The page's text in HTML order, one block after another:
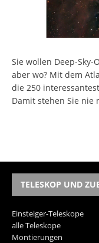
Sie wollen Deep-
aber wo? Mit dem
die 250
Damit stehen Sie
TELESKOP UND
Einsteiger-Teleskope
alle Teleskope
Montierungen